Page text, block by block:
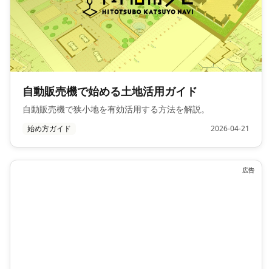
自動販売機で始める土地活用ガイド
自動販売機で狭小地を有効活用する方法を解説。
始め方ガイド 2026-04-21
広告